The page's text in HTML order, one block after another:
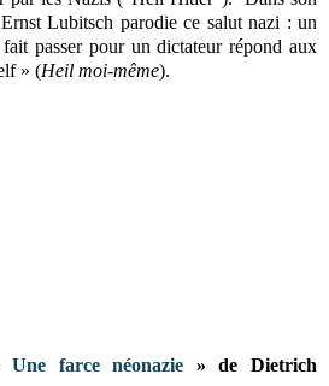
Lubitsch parodie ce salut nazi : un
passer pour un dictateur répond aux
» (Heil moi-même).
farce néonazie » de Dietrich